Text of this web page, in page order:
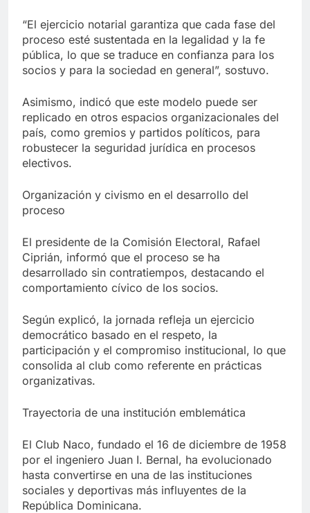
“El ejercicio notarial garantiza que cada fase del
proceso esté sustentada en la legalidad y la fe
pública, lo que se traduce en confianza para los
socios y para la sociedad en general”, sostuvo.
Asimismo, indicó que este modelo puede ser
replicado en otros espacios organizacionales del
país, como gremios y partidos políticos, para
robustecer la seguridad jurídica en procesos
electivos.
Organización y civismo en el desarrollo del
proceso
El presidente de la Comisión Electoral, Rafael
Ciprián, informó que el proceso se ha
desarrollado sin contratiempos, destacando el
comportamiento cívico de los socios.
Según explicó, la jornada refleja un ejercicio
democrático basado en el respeto, la
participación y el compromiso institucional, lo que
consolida al club como referente en prácticas
organizativas.
Trayectoria de una institución emblemática
El Club Naco, fundado el 16 de diciembre de 1958
por el ingeniero Juan I. Bernal, ha evolucionado
hasta convertirse en una de las instituciones
sociales y deportivas más influyentes de la
República Dominicana.